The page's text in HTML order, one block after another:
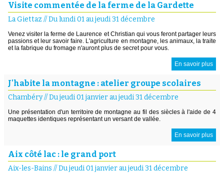
Visite commentée de la ferme de la Gardette
La Giettaz //Du lundi 01 au jeudi 31 décembre
Venez visiter la ferme de Laurence et Christian qui vous feront partager leurs
passions et leur savoir faire. L'agriculture en montagne, les animaux, la traite
et la fabrique du fromage n'auront plus de secret pour vous.
En savoir plus
J'habite la montagne : atelier groupe scolaires
Chambéry//Du jeudi 01 janvier au jeudi 31 décembre
Une présentation d'un territoire de montagne au fil des siècles à l'aide de 4
maquettes identiques représentant un versant de vallée.
En savoir plus
Aix côté lac : le grand port
Aix-les-Bains //Du jeudi 01 janvier au jeudi 31 décembre